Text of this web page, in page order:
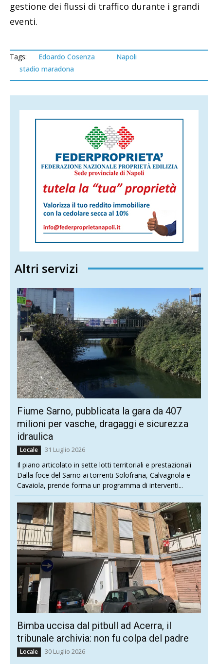
gestione dei flussi di traffico durante i grandi
eventi.
Tags: Edoardo Cosenza
Napoli
stadio maradona
Altri servizi
Fiume Sarno, pubblicata la gara da 407
milioni per vasche, dragaggi e sicurezza
idraulica
Locale 31 Luglio 2026
Il piano articolato in sette lotti territoriali e prestazionali
Dalla foce del Sarno ai torrenti Solofrana, Calvagnola e
Cavaiola, prende forma un programma di interventi...
Bimba uccisa dal pitbull ad Acerra, il
tribunale archivia: non fu colpa del padre
Locale 30 Luglio 2026